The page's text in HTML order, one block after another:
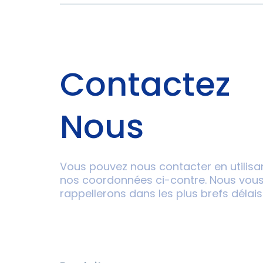
Contactez
Nous
Vous pouvez nous contacter en
nos coordonnées ci-contre. Nous vous
rappellerons dans les plus brefs